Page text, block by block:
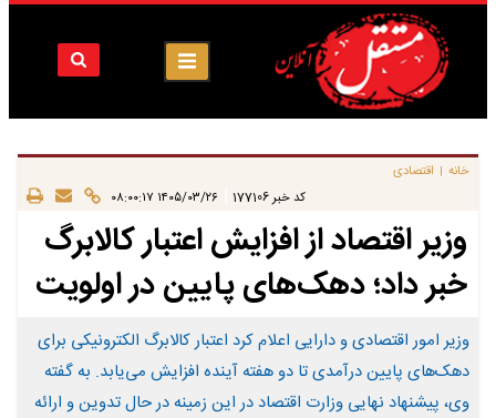
خانه | اقتصادی
کد خبر 177106 ۱۴۰۵/۰۳/۲۶ ۰۸:۰۰:۱۷
وزیر اقتصاد از افزایش اعتبار کالابرگ
خبر داد؛ دهک‌های پایین در اولویت
وزیر امور اقتصادی و دارایی اعلام کرد اعتبار کالابرگ الکترونیکی برای
دهک‌های پایین درآمدی تا دو هفته آینده افزایش می‌یابد. به گفته
وی، پیشنهاد نهایی وزارت اقتصاد در این زمینه در حال تدوین و ارائه